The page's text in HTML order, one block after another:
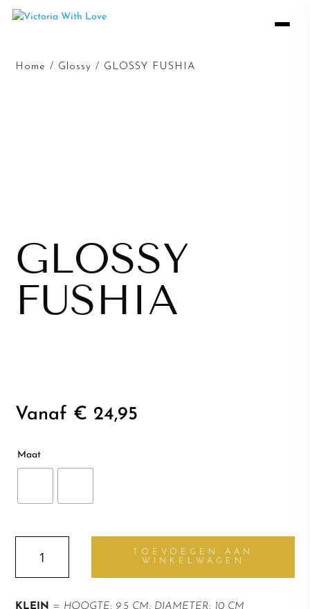
Home / Glossy / GLOSSY FUSHIA
GLOSSY
FUSHIA
Vanaf € 24,95
Maat
aantal
TOEVOEGEN AAN
WINKELWAGEN
KLEIN = HOOGTE: 9,5 CM; DIAMETER: 10 CM